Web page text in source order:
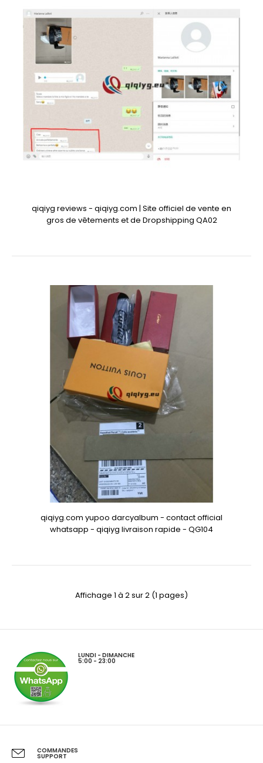
qiqiyg reviews - qiqiyg.com | Site officiel de vente en
gros de vêtements et de Dropshipping QA02
qiqiyg.com yupoo darcyalbum - contact official
whatsapp - qiqiyg livraison rapide - QG104
Affichage 1 à 2 sur 2 (1 pages)
LUNDI - DIMANCHE
5:00 - 23:00
COMMANDES
SUPPORT